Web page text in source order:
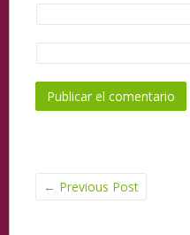
← Previous Post